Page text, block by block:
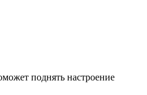
поднять настроение